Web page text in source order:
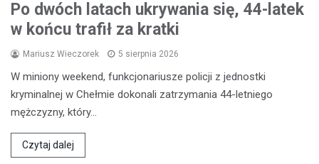
Po dwóch latach ukrywania się, 44-latek
w końcu trafił za kratki
Mariusz Wieczorek 5 sierpnia 2026
W miniony weekend, funkcjonariusze policji z jednostki
kryminalnej w Chełmie dokonali zatrzymania 44-letniego
mężczyzny, który…
Czytaj dalej